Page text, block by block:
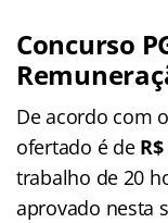
Concurso
De acordo com
ofertado é de
trabalho de 20
aprovado nesta